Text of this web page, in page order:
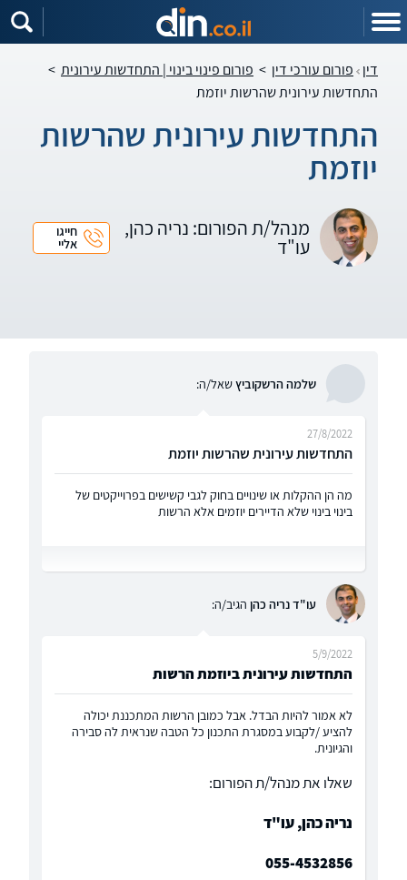
דין פורום עורכי דין > פורום פינוי בינוי | התחדשות עירונית >
התחדשות עירונית שהרשות יוזמת
התחדשות עירונית שהרשות
יוזמת
מנהל/ת הפורום: נריה כהן,
עו"ד
חייגו
אליי
שלמה הרשקוביץשאל/ה:
התחדשות עירונית שהרשות יוזמת
27/8/2022
מה הן ההקלות או שינויים בחוק לגבי קשישים בפרוייקטים של
בינוי בינוי שלא הדיירים יוזמים אלא הרשות
עו"ד נריה כהן הגיב/ה:
התחדשות עירונית ביוזמת הרשות
5/9/2022
לא אמור להיות הבדל. אבל כמובן הרשות המתכננת יכולה
להציע /לקבוע במסגרת התכנון כל הטבה שנראית לה סבירה
והגיונית.
שאלו את מנהל/ת הפורום:
נריה כהן, עו"ד
055-4532856